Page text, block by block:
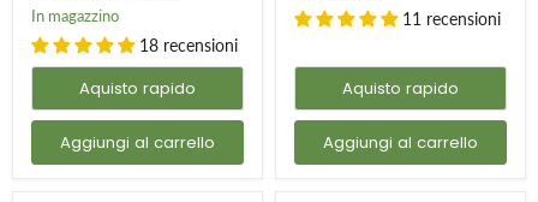
In magazzino
18 recensioni
Aquisto rapido
Aggiungi al carrello
11 recensioni
Aquisto rapido
Aggiungi al carrello